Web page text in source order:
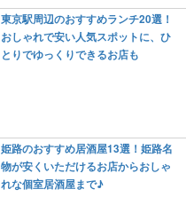
東京駅周辺のおすすめランチ20選！
おしゃれで安い人気スポットに、ひ
とりでゆっくりできるお店も
姫路のおすすめ居酒屋13選！姫路名
物が安くいただけるお店からおしゃ
れな個室居酒屋まで♪